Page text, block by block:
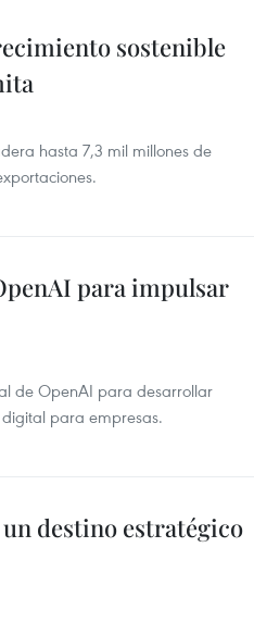
sostenible
hasta 7,3 mil millones de
para impulsar
de OpenAI para desarrollar
para empresas.
destino estratégico